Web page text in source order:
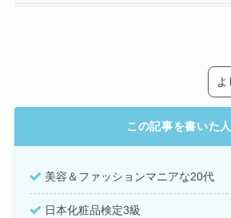
よ
この記事を書いた人
美容＆ファッションマニアな20代
日本化粧品検定3級